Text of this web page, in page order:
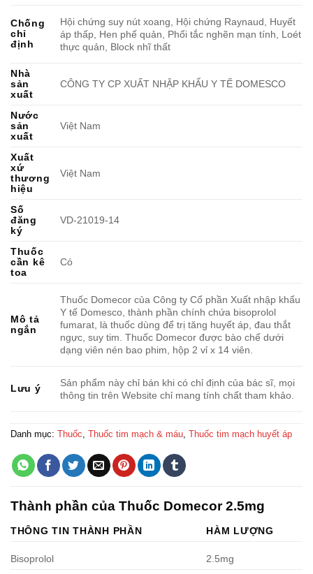
Chống
chỉ
định
Hội chứng suy nút xoang, Hội chứng Raynaud, Huyết
áp thấp, Hen phế quản, Phổi tắc nghẽn mạn tính, Loét
thực quản, Block nhĩ thất
Nhà
sản
xuất
CÔNG TY CP XUẤT NHẬP KHẨU Y TẾ DOMESCO
Nước
sản
xuất
Việt Nam
Xuất
xứ
thương
hiệu
Việt Nam
Số
đăng
ký
VD-21019-14
Thuốc
cần kê
toa
Có
Mô tả
ngắn
Thuốc Domecor của Công ty Cổ phần Xuất nhập khẩu
Y tế Domesco, thành phần chính chứa bisoprolol
fumarat, là thuốc dùng để trị tăng huyết áp, đau thắt
ngực, suy tim. Thuốc Domecor được bào chế dưới
dạng viên nén bao phim, hộp 2 vỉ x 14 viên.
Lưu ý
Sản phẩm này chỉ bán khi có chỉ định của bác sĩ, mọi
thông tin trên Website chỉ mang tính chất tham khảo.
Danh mục: Thuốc Thuốc tim mạch & máu Thuốc tim mạch huyết áp
Thành phần của Thuốc Domecor 2.5mg
THÔNG TIN THÀNH PHẦN HÀM LƯỢNG
Bisoprolol 2.5mg